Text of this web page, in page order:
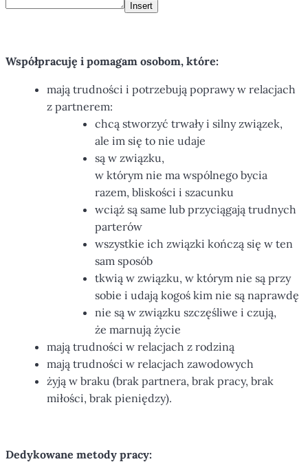
Insert
Współpracuję i pomagam osobom, które:
mają trudności i potrzebują poprawy w relacjach
z partnerem:
chcą stworzyć trwały i silny związek,
ale im się to nie udaje
są w związku,
w którym nie ma wspólnego bycia
razem, bliskości i szacunku
wciąż są same lub przyciągają trudnych
parterów
wszystkie ich związki kończą się w ten
sam sposób
tkwią w związku, w którym nie są przy
sobie i udają kogoś kim nie są naprawdę
nie są w związku szczęśliwe i czują,
że marnują życie
mają trudności w relacjach z rodziną
mają trudności w relacjach zawodowych
żyją w braku (brak partnera, brak pracy, brak
miłości, brak pieniędzy).
Dedykowane metody pracy: